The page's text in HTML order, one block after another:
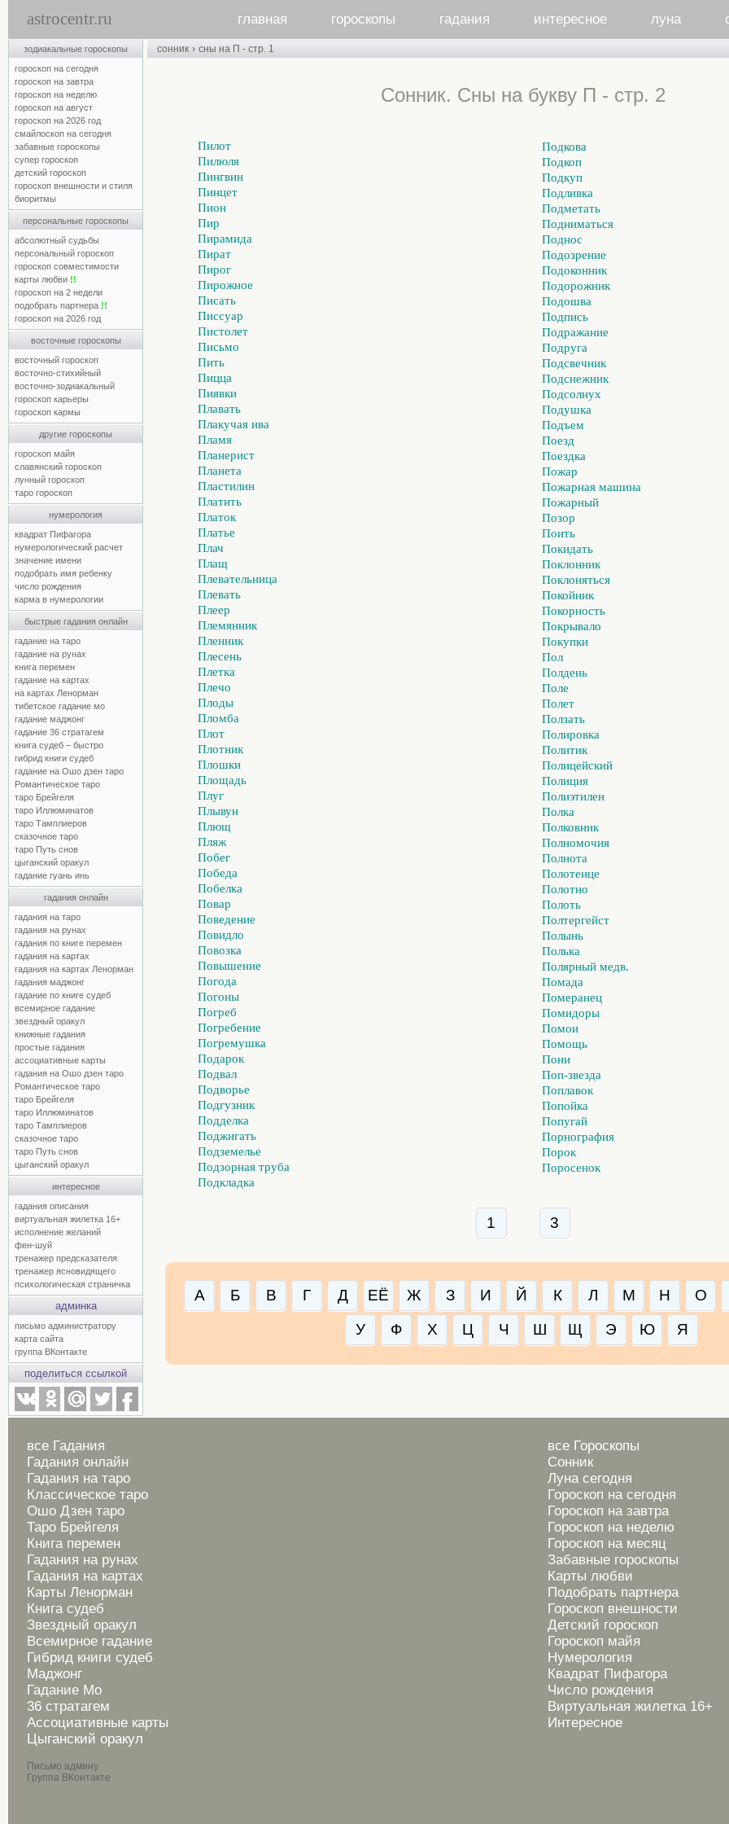
astrocentr.ru главная гороскопы гадания интересное луна
зодиакальные гороскопы
гороскоп на сегодня
гороскоп на завтра
гороскоп на неделю
гороскоп на август
гороскоп на 2026 год
смайлоскоп на сегодня
забавные гороскопы
супер гороскоп
детский гороскоп
гороскоп внешности и стиля
биоритмы
персональные гороскопы
абсолютный судьбы
персональный гороскоп
гороскоп совместимости
карты любви !!
гороскоп на 2 недели
подобрать партнера !!
гороскоп на 2026 год
восточные гороскопы
восточный гороскоп
восточно-стихийный
восточно-зодиакальный
гороскоп карьеры
гороскоп кармы
другие гороскопы
гороскоп майя
славянский гороскоп
лунный гороскоп
таро гороскоп
нумерология
квадрат Пифагора
нумерологический расчет
значение имени
подобрать имя ребенку
число рождения
карма в нумерологии
быстрые гадания онлайн
гадание на таро
гадание на рунах
книга перемен
гадание на картах
на картах Ленорман
тибетское гадание мо
гадание маджонг
гадание 36 стратагем
книга судеб – быстро
гибрид книги судеб
гадание на Ошо дзен таро
Романтическое таро
таро Брейгеля
таро Иллюминатов
таро Тамплиеров
сказочное таро
таро Путь снов
цыганский оракул
гадание гуань инь
гадания онлайн
гадания на таро
гадания на рунах
гадания по книге перемен
гадания на картах
гадания на картах Ленорман
гадания маджонг
гадание по книге судеб
всемирное гадание
звездный оракул
книжные гадания
простые гадания
ассоциативные карты
гадания на Ошо дзен таро
Романтическое таро
таро Брейгеля
таро Иллюминатов
таро Тамплиеров
сказочное таро
таро Путь снов
цыганский оракул
интересное
гадания описания
виртуальная жилетка 16+
исполнение желаний
фен-шуй
тренажер предсказателя
тренажер ясновидящего
психологическая страничка
админка
письмо администратору
карта сайта
группа ВКонтакте
поделиться ссылкой
сонник › сны на П - стр. 1
Cонник. Сны на букву П - стр. 2
Пилот
Пилюля
Пингвин
Пинцет
Пион
Пир
Пирамида
Пират
Пирог
Пирожное
Писать
Писсуар
Пистолет
Письмо
Пить
Пицца
Пиявки
Плавать
Плакучая ива
Пламя
Планерист
Планета
Пластилин
Платить
Платок
Платье
Плач
Плащ
Плевательница
Плевать
Плеер
Племянник
Пленник
Плесень
Плетка
Плечо
Плоды
Пломба
Плот
Плотник
Плошки
Площадь
Плуг
Плывун
Плющ
Пляж
Побег
Победа
Побелка
Повар
Поведение
Повидло
Повозка
Повышение
Погода
Погоны
Погреб
Погребение
Погремушка
Подарок
Подвал
Подворье
Подгузник
Подделка
Поджигать
Подземелье
Подзорная труба
Подкладка
Подкова
Подкоп
Подкуп
Подливка
Подметать
Подниматься
Поднос
Подозрение
Подоконник
Подорожник
Подошва
Подпись
Подражание
Подруга
Подсвечник
Подснежник
Подсолнух
Подушка
Подъем
Поезд
Поездка
Пожар
Пожарная машина
Пожарный
Позор
Поить
Покидать
Поклонник
Поклоняться
Покойник
Покорность
Покрывало
Покупки
Пол
Полдень
Поле
Полет
Ползать
Полировка
Политик
Полицейский
Полиция
Полиэтилен
Полка
Полковник
Полномочия
Полнота
Полотенце
Полотно
Полоть
Полтергейст
Полынь
Полька
Полярный медв.
Помада
Померанец
Помидоры
Помои
Помощь
Пони
Поп-звезда
Поплавок
Попойка
Попугай
Порнография
Порок
Поросенок
1 3
А Б В Г Д ЕЁ Ж З И Й К Л М Н О
У
Ф Х Ц Ч Ш Щ Э Ю Я
все Гадания
Гадания онлайн
Гадания на таро
Классическое таро
Ошо Дзен таро
Таро Брейгеля
Книга перемен
Гадания на рунах
Гадания на картах
Карты Ленорман
Книга судеб
Звездный оракул
Всемирное гадание
Гибрид книги судеб
Маджонг
Гадание Мо
36 стратагем
Ассоциативные карты
Цыганский оракул
Письмо админу
Группа ВКонтакте
все Гороскопы
Сонник
Луна сегодня
Гороскоп на сегодня
Гороскоп на завтра
Гороскоп на неделю
Гороскоп на месяц
Забавные гороскопы
Карты любви
Подобрать партнера
Гороскоп внешности
Детский гороскоп
Гороскоп майя
Нумерология
Квадрат Пифагора
Число рождения
Виртуальная жилетка 16+
Интересное